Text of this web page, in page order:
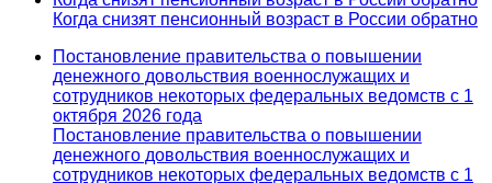
Когда снизят пенсионный возраст в России обратно
Постановление правительства о повышении
денежного довольствия военнослужащих и
сотрудников некоторых федеральных ведомств с 1
октября 2026 года
Постановление правительства о повышении
денежного довольствия военнослужащих и
сотрудников некоторых федеральных ведомств с 1